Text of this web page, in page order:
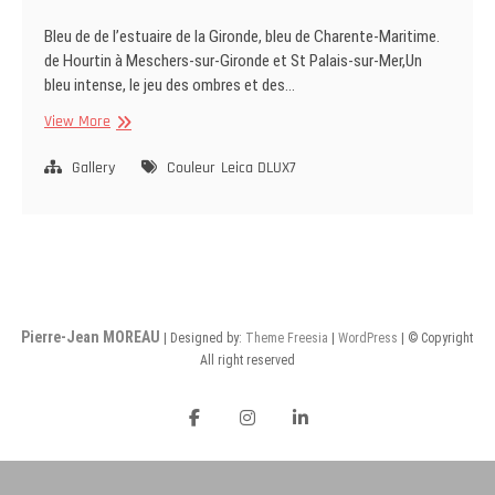
Bleu de de l’estuaire de la Gironde, bleu de Charente-Maritime.
de Hourtin à Meschers-sur-Gironde et St Palais-sur-Mer,Un
bleu intense, le jeu des ombres et des…
View More Bleu
Gallery Couleur Leica DLUX7
Pierre-Jean MOREAU | Designed by: Theme Freesia |WordPress | © Copyright
All right reserved
facebookinstagram
Linkedin